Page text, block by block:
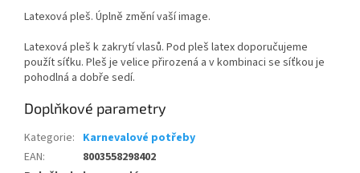
Latexová pleš. Úplně změní vaší image.
Latexová pleš k zakrytí vlasů. Pod pleš latex doporučujeme
použít síťku. Pleš je velice přirozená a v kombinaci se síťkou je
pohodlná a dobře sedí.
Doplňkové parametry
Kategorie: Karnevalové potřeby
EAN:
8003558298402